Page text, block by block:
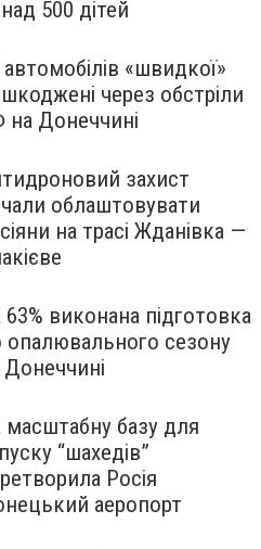
500 дітей
автомобілів «швидкої»
через обстріли
на Донеччині
захист
облаштовувати
на трасі Жданівка —
63% виконана підготовка
опалювального сезону
Донеччині
масштабну базу для
“шахедів”
Росія
аеропорт